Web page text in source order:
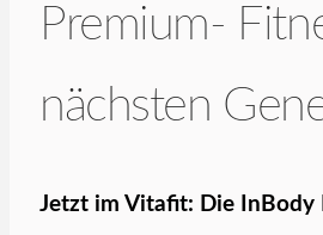
Premium-
nächsten
Jetzt im Vitafit: Die InBody